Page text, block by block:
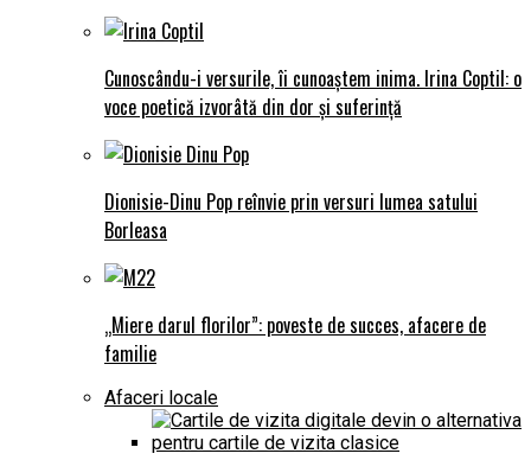
Cunoscându-i versurile, îi cunoaștem inima. Irina Coptil: o
voce poetică izvorâtă din dor și suferință
Dionisie-Dinu Pop reînvie prin versuri lumea satului
Borleasa
„Miere darul florilor”: poveste de succes, afacere de
familie
Afaceri locale